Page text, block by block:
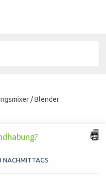
/ Blender
NACHMITTAGS